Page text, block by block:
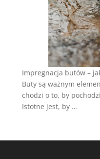
Impregnacja butów –
Buty są ważnym
chodzi o to, by
Istotne jest, by …